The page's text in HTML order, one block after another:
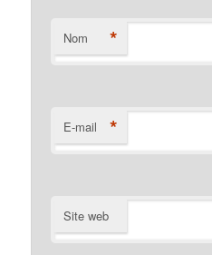
Nom *
E-mail *
Site web